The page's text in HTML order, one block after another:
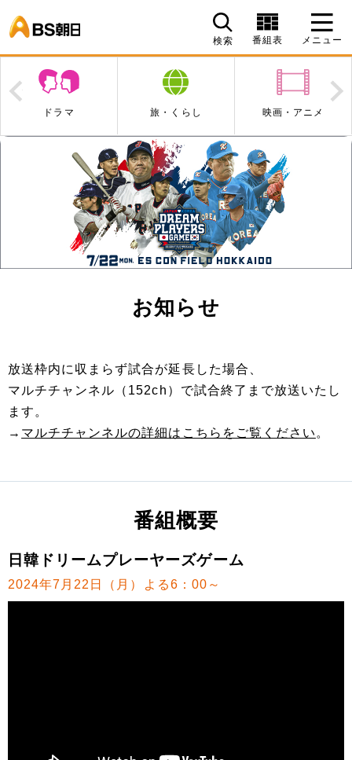
検索 番組表 メニュー
ドラマ 旅・くらし 映画・アニメ
Prev
お知らせ
放送枠内に収まらず試合が延長した場合、
マルチチャンネル（152ch）で試合終了まで放送いたし
ます。
→ マルチチャンネルの詳細はこちらをご覧ください 。
番組概要
日韓ドリームプレーヤーズゲーム
2024年7月22日（月）よる6：00～